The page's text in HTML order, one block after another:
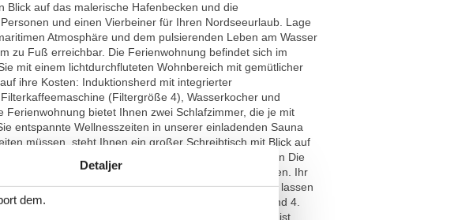
auf das malerische Hafenbecken und die
und einen Vierbeiner für Ihren Nordseeurlaub. Lage
Atmosphäre und dem pulsierenden Leben am Wasser
zu Fuß erreichbar. Die Ferienwohnung befindet sich im
mit einem lichtdurchfluteten Wohnbereich mit gemütlicher
ihre Kosten: Induktionsherd mit integrierter
(Filtergröße 4), Wasserkocher und
bietet Ihnen zwei Schlafzimmer, die je mit
entspannte Wellnesszeiten in unserer einladenden Sauna
müssen, steht Ihnen ein großer Schreibtisch mit Blick auf
mit Waschmaschine und Trockner. Besonderheiten Die
Auto können Sie bequem im Hafenparkhaus abstellen. Ihr
modernen Appartement am Husumer Hafen und lassen
bald als unsere Gäste begrüßen zu dürfen! Die 3. und 4.
bei dieser Unterkunft obligatorisch hinzugebucht und ist
Detaljer
dem.